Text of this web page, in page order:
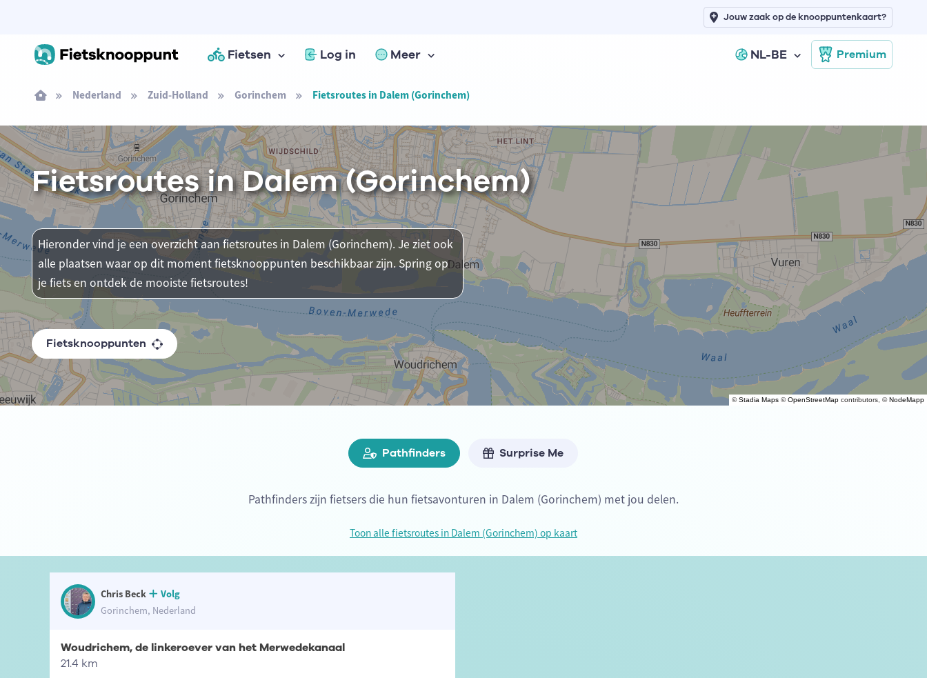
Fietsen Log in Meer NL-BE Premium
Jouw zaak op de knooppuntenkaart?
Nederland Zuid-Holland Gorinchem Fietsroutes in Dalem (Gorinchem)
©Stadia Maps ©OpenStreetMap contributors, ©NodeMapp
Fietsroutes in Dalem (Gorinchem)
Hieronder vind je een overzicht aan fietsroutes in Dalem (Gorinchem). Je ziet ook
alle plaatsen waar op dit moment fietsknooppunten beschikbaar zijn. Spring op
je fiets en ontdek de mooiste fietsroutes!
Fietsknooppunten
Pathfinders Surprise Me
Pathfinders zijn fietsers die hun fietsavonturen in Dalem (Gorinchem) met jou delen.
Toon alle fietsroutes in Dalem (Gorinchem) op kaart
Chris Beck
Volg
Gorinchem, Nederland
Woudrichem, de linkeroever van het Merwedekanaal
21.4 km